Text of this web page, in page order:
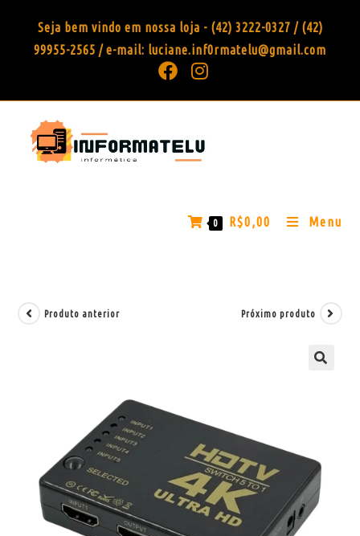
Seja bem vindo em nossa loja - (42) 3222-0327 / (42)
99955-2565 / e-mail: luciane.inf0rmatelu@gmail.com
0 R$0,00 Menu
Produto anterior Próximo produto